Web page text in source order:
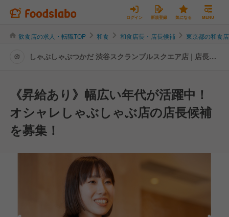
ログイン 新規登録 気になる MENU
飲食店の求人・転職TOP 和食 和食店長・店長候補 東京都の和食
しゃぶしゃぶつかだ 渋谷スクランブルスクエア店 | 店長・
《昇給あり》幅広い年代が活躍中！
オシャレしゃぶしゃぶ店の店長候補
を募集！